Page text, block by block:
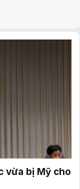
vừa bị Mỹ cho